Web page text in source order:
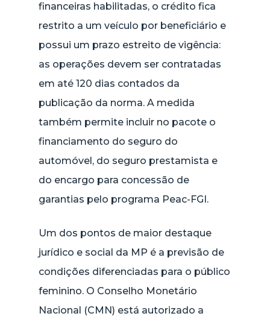
financeiras habilitadas, o crédito fica
restrito a um veículo por beneficiário e
possui um prazo estreito de vigência:
as operações devem ser contratadas
em até 120 dias contados da
publicação da norma. A medida
também permite incluir no pacote o
financiamento do seguro do
automóvel, do seguro prestamista e
do encargo para concessão de
garantias pelo programa Peac-FGI.
Um dos pontos de maior destaque
jurídico e social da MP é a previsão de
condições diferenciadas para o público
feminino. O Conselho Monetário
Nacional (CMN) está autorizado a